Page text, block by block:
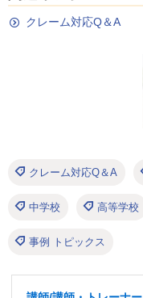
クレーム対応Q＆A
クレーム対応Q＆A
中学校 高等学校
事例 トピックス